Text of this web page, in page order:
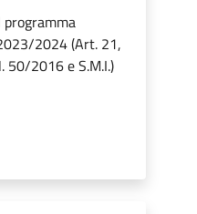
2024 (Art. 21,
50/2016 e S.M.I.)